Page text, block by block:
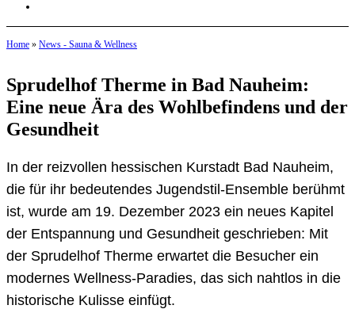
Home » News - Sauna & Wellness
Sprudelhof Therme in Bad Nauheim:
Eine neue Ära des Wohlbefindens und der
Gesundheit
In der reizvollen hessischen Kurstadt Bad Nauheim,
die für ihr bedeutendes Jugendstil-Ensemble berühmt
ist, wurde am 19. Dezember 2023 ein neues Kapitel
der Entspannung und Gesundheit geschrieben: Mit
der Sprudelhof Therme erwartet die Besucher ein
modernes Wellness-Paradies, das sich nahtlos in die
historische Kulisse einfügt.